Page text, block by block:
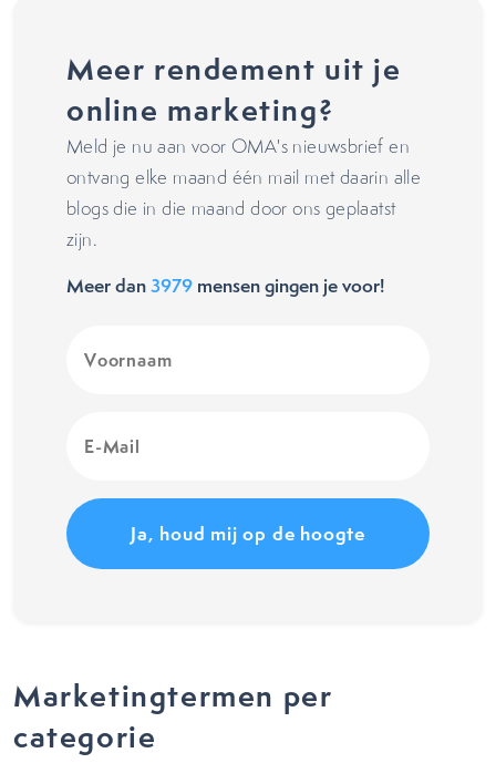
Meer rendement uit je
online marketing?
Meld je nu aan voor OMA's nieuwsbrief en
ontvang elke maand één mail met daarin alle
blogs die in die maand door ons geplaatst
zijn.
Meer dan3979 mensen gingen je voor!
(Vereist)
Mail
Marketingtermen per
categorie